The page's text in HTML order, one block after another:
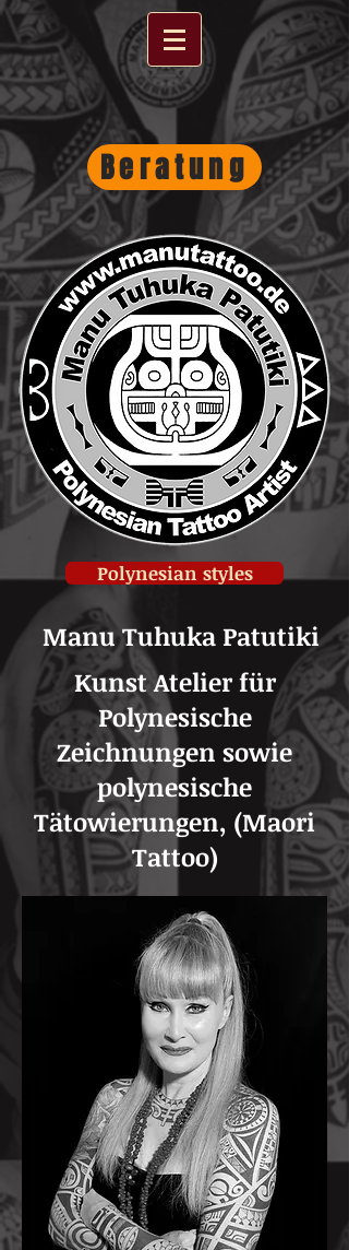
Beratung
Polynesian styles
Manu Tuhuka Patutiki
Kunst Atelier für
Polynesische
Zeichnungen sowie
polynesische
Tätowierungen, (Maori
Tattoo)